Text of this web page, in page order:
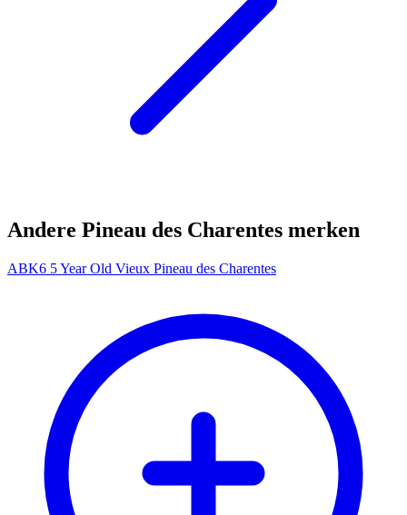
Andere Pineau des Charentes merken
ABK6 5 Year Old Vieux Pineau des Charentes